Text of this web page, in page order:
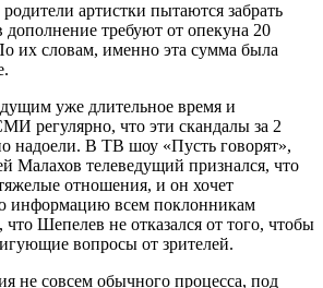
артистки пытаются забрать
дополнение требуют от опекуна 20
их словам, именно эта сумма была
уже длительное время и
регулярно, что эти скандалы за 2
надоели. В ТВ шоу «Пусть говорят»,
Малахов телеведущий признался, что
отношения, и он хочет
информацию всем поклонникам
Шепелев не отказался от того, чтобы
вопросы от зрителей.
не совсем обычного процесса, под